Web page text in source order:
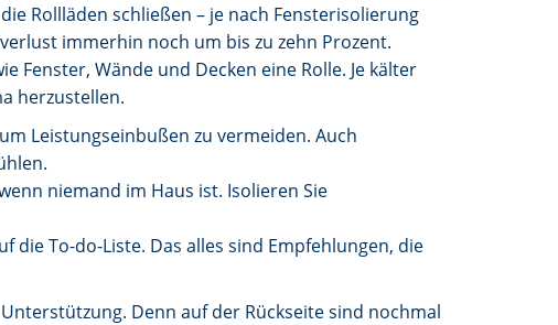
Rollläden schließen – je nach Fensterisolierung
immerhin noch um bis zu zehn Prozent.
Wände und Decken eine Rolle. Je kälter
herzustellen.
Leistungseinbußen zu vermeiden. Auch
niemand im Haus ist. Isolieren Sie
die To-do-Liste. Das alles sind Empfehlungen, die
Denn auf der Rückseite sind nochmal